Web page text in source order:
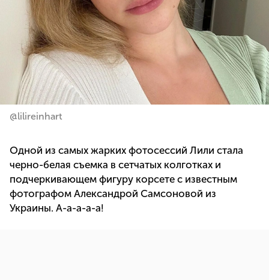
@lilireinhart
Одной из самых жарких фотосессий Лили стала
черно-белая съемка в сетчатых колготках и
подчеркивающем фигуру корсете с известным
фотографом Александрой Самсоновой из
Украины. А-а-а-а-а!